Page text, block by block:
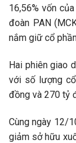
16,56% vốn
đoàn PAN
nắm giữ cổ
Hai phiên giao
với số lượng
đồng và 270 tỷ
Cùng ngày 12/
giảm sở hữu